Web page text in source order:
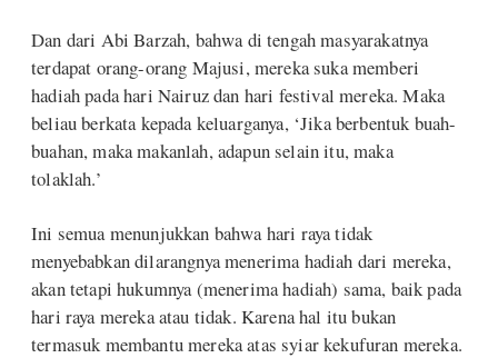
Dan dari Abi Barzah, bahwa di tengah masyarakatnya
terdapat orang-orang Majusi, mereka suka memberi
hadiah pada hari Nairuz dan hari festival mereka. Maka
beliau berkata kepada keluarganya, ‘Jika berbentuk buah-
buahan, maka makanlah, adapun selain itu, maka
tolaklah.’
Ini semua menunjukkan bahwa hari raya tidak
menyebabkan dilarangnya menerima hadiah dari mereka,
akan tetapi hukumnya (menerima hadiah) sama, baik pada
hari raya mereka atau tidak. Karena hal itu bukan
termasuk membantu mereka atas syiar kekufuran mereka.